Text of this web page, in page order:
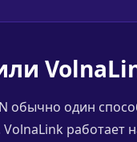
обычно один
работает